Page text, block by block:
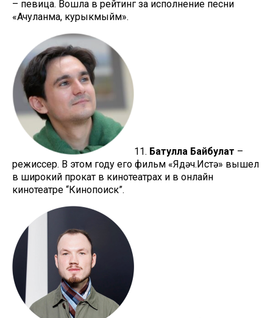
– певица. Вошла в рейтинг за исполнение песни
«Ачуланма, курыкмыйм».
11. Батулла Байбулат –
режиссер. В этом году его фильм «Ядәч.Истә» вышел
в широкий прокат в кинотеатрах и в онлайн
кинотеатре “Кинопоиск”.